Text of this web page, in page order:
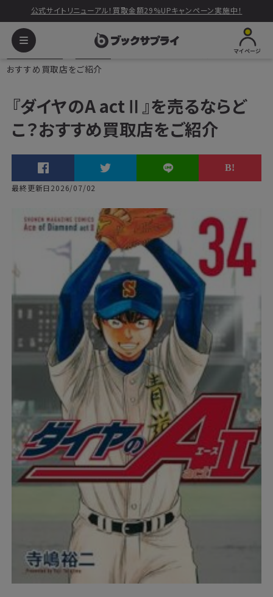
公式サイトリニューアル！買取金額29%UPキャンペーン実施中！
マイページ
ブックサプライ
『ダイヤのA actⅡ』を売るならどこ？
おすすめ買取店をご紹介
『ダイヤのA actⅡ』を売るならど
こ？おすすめ買取店をご紹介
最終更新日2026/07/02